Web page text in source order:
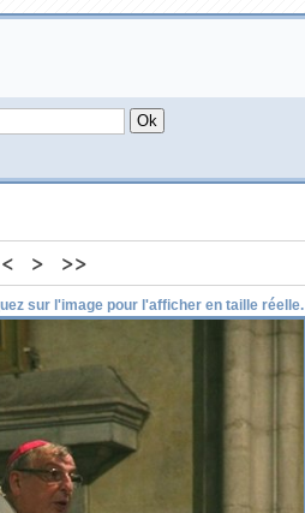
< > >>
sur l'image pour l'afficher en taille réelle.